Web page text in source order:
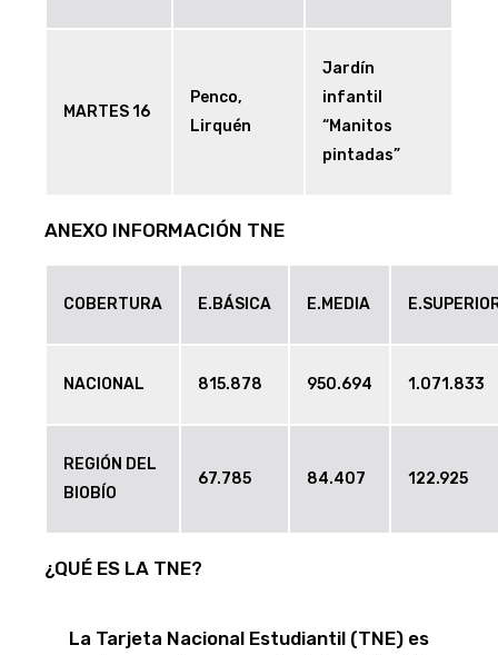
MARTES 16
Penco,
Lirquén
Jardín
infantil
“Manitos
pintadas”
ANEXO INFORMACIÓN TNE
COBERTURA E.BÁSICA E.MEDIA
NACIONAL 815.878 950.694 1.071.833
REGIÓN DEL
BIOBÍO
67.785 84.407 122.925
¿QUÉ ES LA TNE?
La Tarjeta Nacional Estudiantil (TNE) es